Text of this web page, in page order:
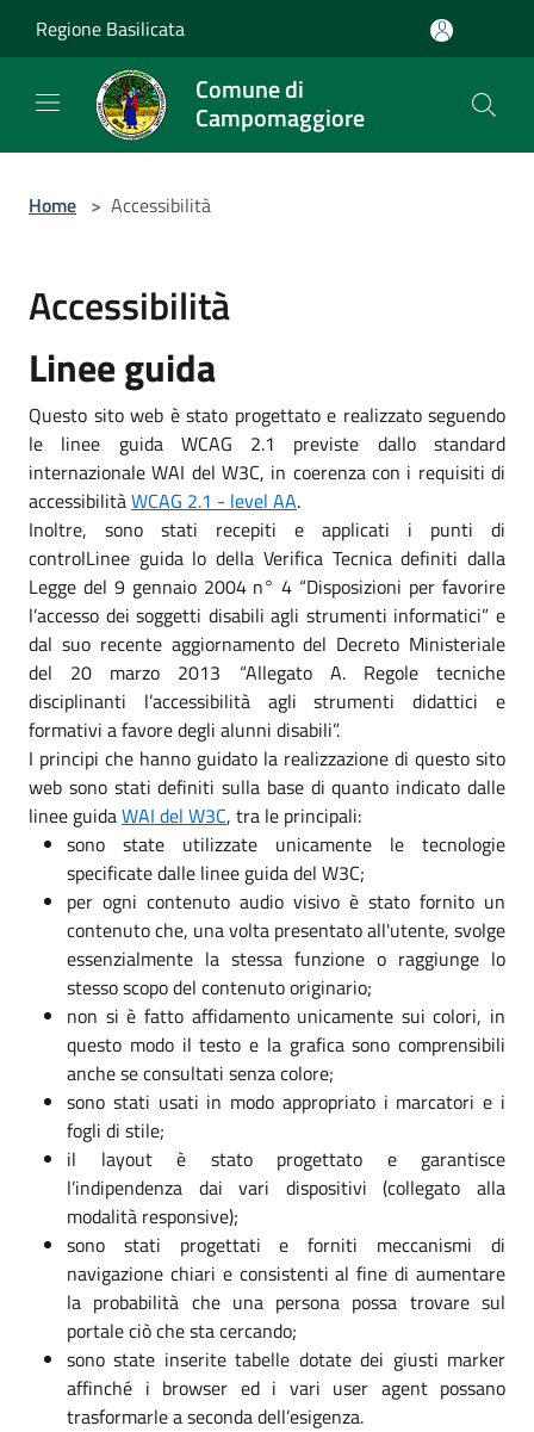
Regione Basilicata
Comune di
Campomaggiore
Home > Accessibilità
Accessibilità
Linee guida
Questo sito web è stato progettato e realizzato seguendo
le linee guida WCAG 2.1 previste dallo standard
internazionale WAI del W3C, in coerenza con i requisiti di
accessibilitàWCAG 2.1 - level AA.
Inoltre, sono stati recepiti e applicati i punti di
controlLinee guida lo della Verifica Tecnica definiti dalla
Legge del 9 gennaio 2004 n° 4 “Disposizioni per favorire
l’accesso dei soggetti disabili agli strumenti informatici” e
dal suo recente aggiornamento del Decreto Ministeriale
del 20 marzo 2013 “Allegato A. Regole tecniche
disciplinanti l’accessibilità agli strumenti didattici e
formativi a favore degli alunni disabili”.
I principi che hanno guidato la realizzazione di questo sito
web sono stati definiti sulla base di quanto indicato dalle
linee guidaWAI del W3C, tra le principali:
sono state utilizzate unicamente le tecnologie
specificate dalle linee guida del W3C;
per ogni contenuto audio visivo è stato fornito un
contenuto che, una volta presentato all'utente, svolge
essenzialmente la stessa funzione o raggiunge lo
stesso scopo del contenuto originario;
non si è fatto affidamento unicamente sui colori, in
questo modo il testo e la grafica sono comprensibili
anche se consultati senza colore;
sono stati usati in modo appropriato i marcatori e i
fogli di stile;
il layout è stato progettato e garantisce
l’indipendenza dai vari dispositivi (collegato alla
modalità responsive);
sono stati progettati e forniti meccanismi di
navigazione chiari e consistenti al fine di aumentare
la probabilità che una persona possa trovare sul
portale ciò che sta cercando;
sono state inserite tabelle dotate dei giusti marker
affinché i browser ed i vari user agent possano
trasformarle a seconda dell’esigenza.